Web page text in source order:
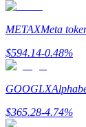
METAXMeta
$594.14-0.48%
GOOGLX
$365.28-4.74%